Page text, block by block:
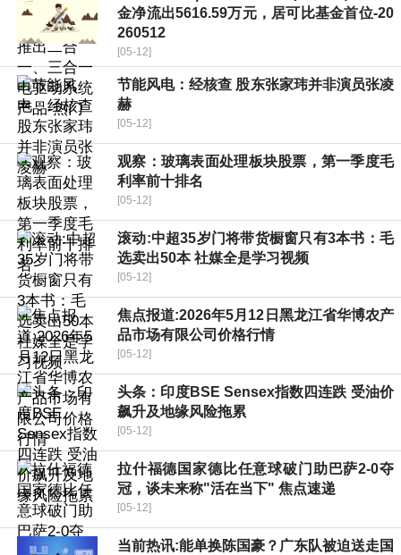
金净流出5616.59万元，居可比基金首位-20
260512
[05-12]
节能风电：经核查 股东张家玮并非演员张凌
赫
[05-12]
观察：玻璃表面处理板块股票，第一季度毛
利率前十排名
[05-12]
滚动:中超35岁门将带货橱窗只有3本书：毛
选卖出50本 社媒全是学习视频
[05-12]
焦点报道:2026年5月12日黑龙江省华博农产
品市场有限公司价格行情
[05-12]
头条：印度BSE Sensex指数四连跌 受油价
飙升及地缘风险拖累
[05-12]
拉什福德国家德比任意球破门助巴萨2-0夺
冠，谈未来称"活在当下" 焦点速递
[05-12]
当前热讯:能单换陈国豪？广东队被迫送走国